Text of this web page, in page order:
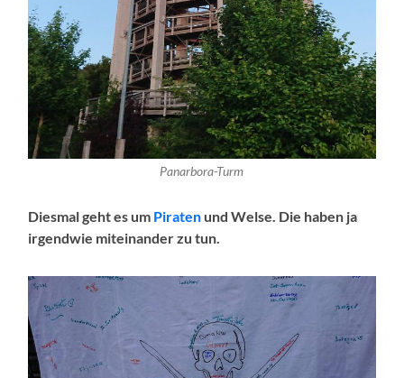
Panarbora-Turm
Diesmal geht es um Piraten und Welse. Die haben ja
irgendwie miteinander zu tun.